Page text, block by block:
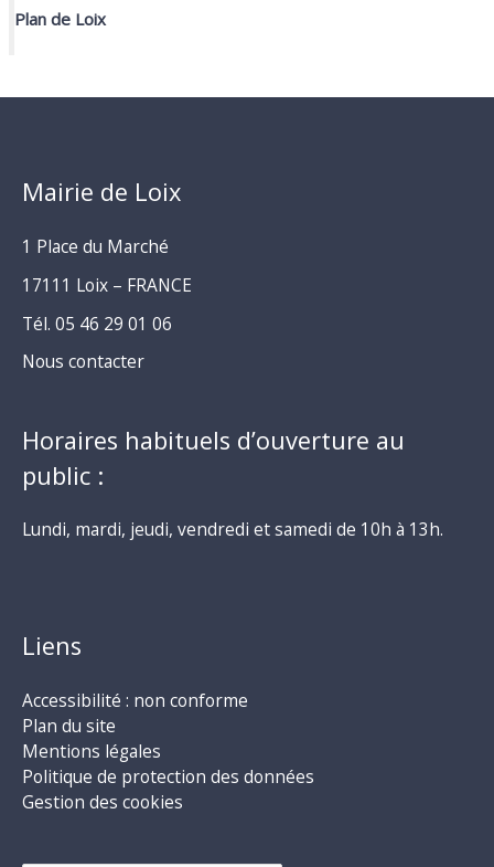
Plan de Loix
Mairie de Loix
1 Place du Marché
17111 Loix – FRANCE
Tél. 05 46 29 01 06
Nous contacter
Horaires habituels d’ouverture au
public :
Lundi, mardi, jeudi, vendredi et samedi de 10h à 13h.
Liens
Accessibilité : non conforme
Plan du site
Mentions légales
Politique de protection des données
Gestion des cookies